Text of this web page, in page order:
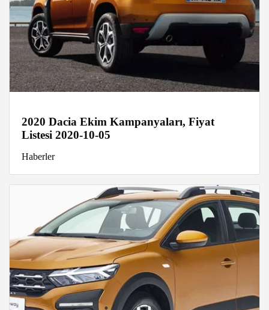
2020 Dacia Ekim Kampanyaları, Fiyat
Listesi 2020-10-05
Haberler